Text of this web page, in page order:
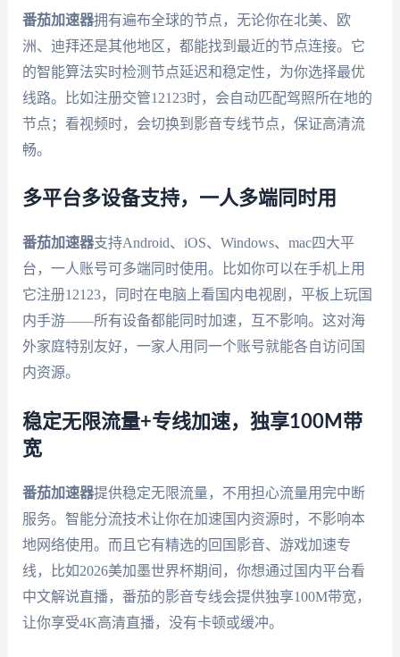
番茄加速器拥有遍布全球的节点，无论你在北美、欧
洲、迪拜还是其他地区，都能找到最近的节点连接。它
的智能算法实时检测节点延迟和稳定性，为你选择最优
线路。比如注册交管12123时，会自动匹配驾照所在地的
节点；看视频时，会切换到影音专线节点，保证高清流
畅。
多平台多设备支持，一人多端同时用
番茄加速器支持Android、iOS、Windows、mac四大平
台，一人账号可多端同时使用。比如你可以在手机上用
它注册12123，同时在电脑上看国内电视剧，平板上玩国
内手游——所有设备都能同时加速，互不影响。这对海
外家庭特别友好，一家人用同一个账号就能各自访问国
内资源。
稳定无限流量+专线加速，独享100M带
宽
番茄加速器提供稳定无限流量，不用担心流量用完中断
服务。智能分流技术让你在加速国内资源时，不影响本
地网络使用。而且它有精选的回国影音、游戏加速专
线，比如2026美加墨世界杯期间，你想通过国内平台看
中文解说直播，番茄的影音专线会提供独享100M带宽，
让你享受4K高清直播，没有卡顿或缓冲。